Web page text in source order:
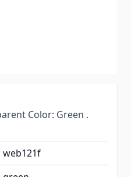
Color: Green .
web121f